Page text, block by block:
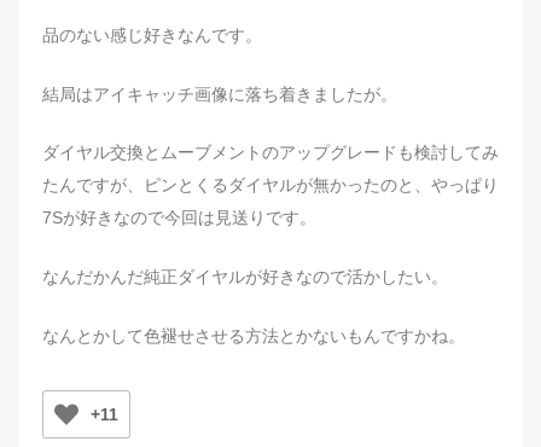
品のない感じ好きなんです。
結局はアイキャッチ画像に落ち着きましたが。
ダイヤル交換とムーブメントのアップグレードも検討してみ
たんですが、ピンとくるダイヤルが無かったのと、やっぱり
7Sが好きなので今回は見送りです。
なんだかんだ純正ダイヤルが好きなので活かしたい。
なんとかして色褪せさせる方法とかないもんですかね。
+11